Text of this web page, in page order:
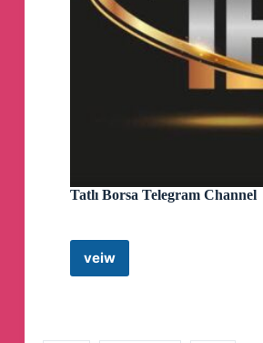
Tatlı Borsa Telegram Channel
veiw
Tatlı